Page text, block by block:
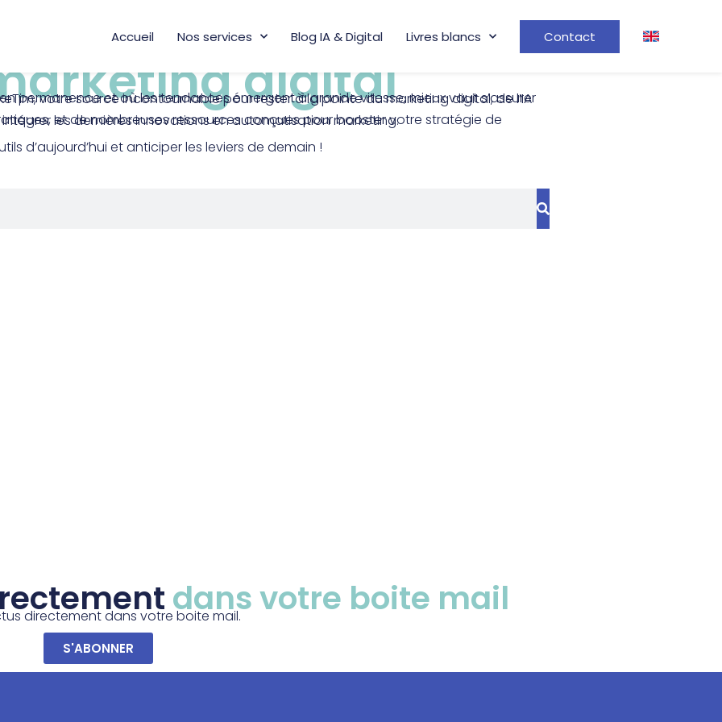
Accueil Nos services Blog IA & Digital Livres blancs Contact
digital
de contenu, améliorer votre référencement SEO avec l’IA, et intégrer les dernières innovations en automatisation marketing.
d’aujourd’hui et anticiper les leviers de demain !
dans votre boite mail
directement dans votre boite mail.
S'ABONNER